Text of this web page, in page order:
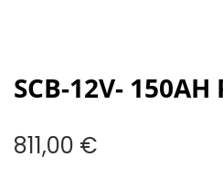
SCB-12V- 150AH
811,00 €